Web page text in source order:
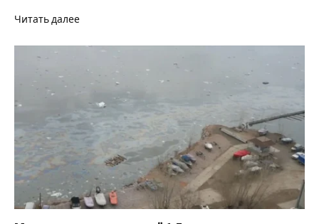
Читать далее